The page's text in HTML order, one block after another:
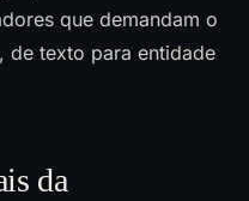
que demandam o
, de texto para entidade
da